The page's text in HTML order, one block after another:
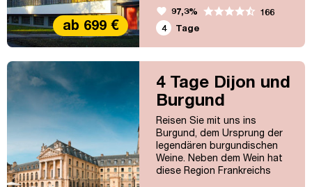
Bereichen Architektur, Kunst
und Design gilt. Mit dem Ziel
der Vereinigung von Kunst
und Handwerk schuf Walter
Gropius eine neue Baukunst.
Schön ist, was funktioniert:
So standen Funktionalität,
Moderne, Sachlichkeit und...
ab 699 €
favorite 97,3%
166
4
Tage
4 Tage Dijon und
Burgund
Reisen Sie mit uns ins
Burgund, dem Ursprung der
legendären burgundischen
Weine. Neben dem Wein hat
diese Region Frankreichs